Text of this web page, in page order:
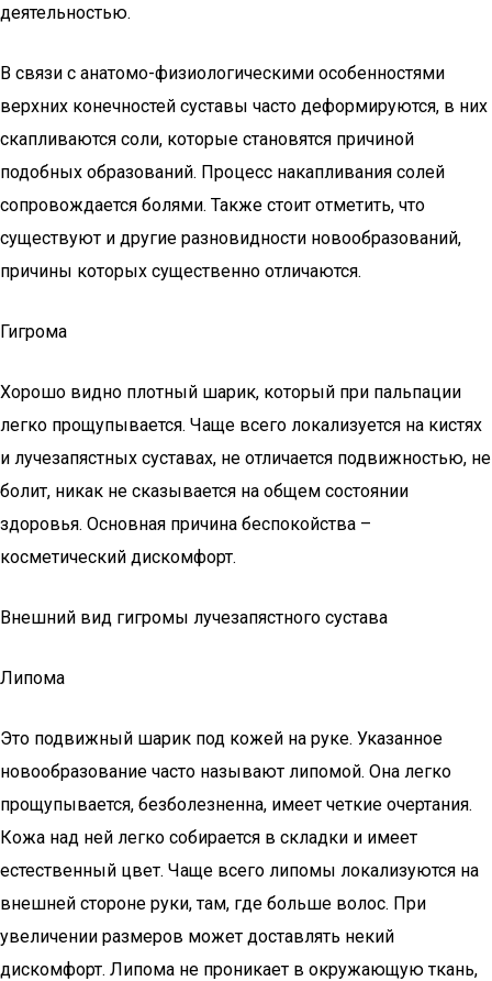
деятельностью.
В связи с анатомо-физиологическими особенностями
верхних конечностей суставы часто деформируются, в них
скапливаются соли, которые становятся причиной
подобных образований. Процесс накапливания солей
сопровождается болями. Также стоит отметить, что
существуют и другие разновидности новообразований,
причины которых существенно отличаются.
Гигрома
Хорошо видно плотный шарик, который при пальпации
легко прощупывается. Чаще всего локализуется на кистях
и лучезапястных суставах, не отличается подвижностью, не
болит, никак не сказывается на общем состоянии
здоровья. Основная причина беспокойства –
косметический дискомфорт.
Внешний вид гигромы лучезапястного сустава
Липома
Это подвижный шарик под кожей на руке. Указанное
новообразование часто называют липомой. Она легко
прощупывается, безболезненна, имеет четкие очертания.
Кожа над ней легко собирается в складки и имеет
естественный цвет. Чаще всего липомы локализуются на
внешней стороне руки, там, где больше волос. При
увеличении размеров может доставлять некий
дискомфорт. Липома не проникает в окружающую ткань,